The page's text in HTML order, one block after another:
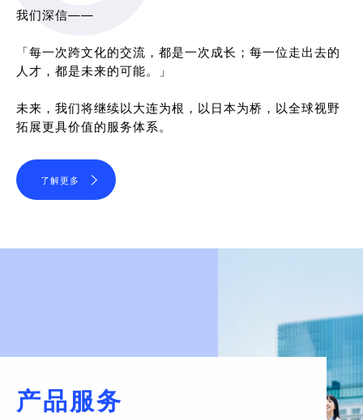
我们深信——
「每一次跨文化的交流，都是一次成长；每一位走出去的
人才，都是未来的可能。」
未来，我们将继续以大连为根，以日本为桥，以全球视野
拓展更具价值的服务体系。
了解更多
产品服务